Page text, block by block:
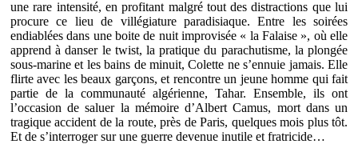
une rare intensité, en profitant malgré tout des distractions que lui
procure ce lieu de villégiature paradisiaque. Entre les soirées
endiablées dans une boite de nuit improvisée « la Falaise », où elle
apprend à danser le twist, la pratique du parachutisme, la plongée
sous-marine et les bains de minuit, Colette ne s’ennuie jamais. Elle
flirte avec les beaux garçons, et rencontre un jeune homme qui fait
partie de la communauté algérienne, Tahar. Ensemble, ils ont
l’occasion de saluer la mémoire d’Albert Camus, mort dans un
tragique accident de la route, près de Paris, quelques mois plus tôt.
Et de s’interroger sur une guerre devenue inutile et fratricide…